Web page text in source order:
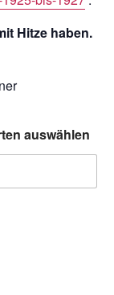
Hitze haben.
auswählen